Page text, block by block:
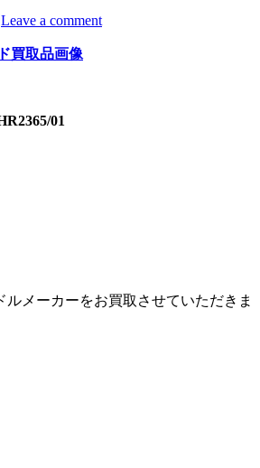
Leave a comment
01
ルメーカーをお買取させていただきま